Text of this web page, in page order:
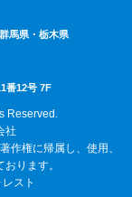
馬県・栃木県
番12号 7F
Reserved.
社
作権に帰属し、使用、
ります。
スト